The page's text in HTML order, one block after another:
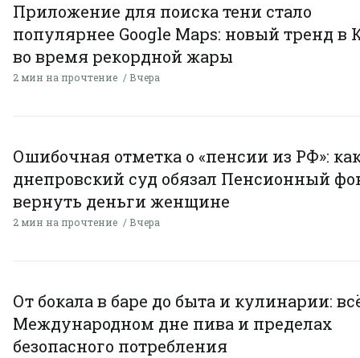
Приложение для поиска тени стало
популярнее Google Maps: новый тренд в
во время рекордной жары
2 мин на прочтение Вчера
Ошибочная отметка о «пенсии из РФ»:
днепровский суд обязал Пенсионный
вернуть деньги женщине
2 мин на прочтение Вчера
От бокала в баре до быта и кулинарии:
Международном дне пива и пределах
безопасного потребления